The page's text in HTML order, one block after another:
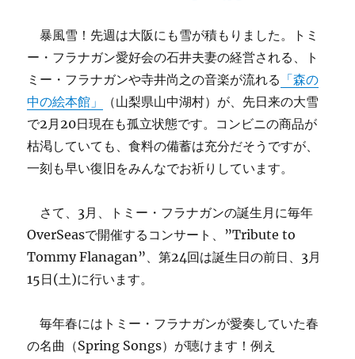
暴風雪！先週は大阪にも雪が積もりました。トミ
ー・フラナガン愛好会の石井夫妻の経営される、ト
ミー・フラナガンや寺井尚之の音楽が流れる 「森の
中の絵本館」
（山梨県山中湖村）が、先日来の大雪
で2月20日現在も孤立状態です。コンビニの商品が
枯渇していても、食料の備蓄は充分だそうですが、
一刻も早い復旧をみんなでお祈りしています。
さて、3月、トミー・フラナガンの誕生月に毎年
OverSeasで開催するコンサート、”Tribute to
Tommy Flanagan”、第24回は誕生日の前日、3月
15日(土)に行います。
毎年春にはトミー・フラナガンが愛奏していた春
の名曲（Spring Songs）が聴けます！例え